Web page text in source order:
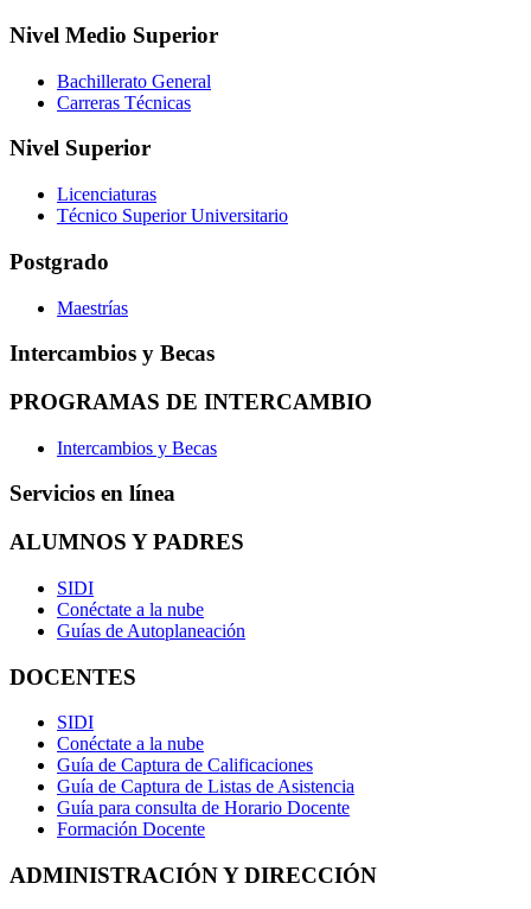
Nivel Medio Superior
Bachillerato General
Carreras Técnicas
Nivel Superior
Licenciaturas
Técnico Superior Universitario
Postgrado
Maestrías
Intercambios y Becas
PROGRAMAS DE INTERCAMBIO
Intercambios y Becas
Servicios en línea
ALUMNOS Y PADRES
SIDI
Conéctate a la nube
Guías de Autoplaneación
DOCENTES
SIDI
Conéctate a la nube
Guía de Captura de Calificaciones
Guía de Captura de Listas de Asistencia
Guía para consulta de Horario Docente
Formación Docente
ADMINISTRACIÓN Y DIRECCIÓN